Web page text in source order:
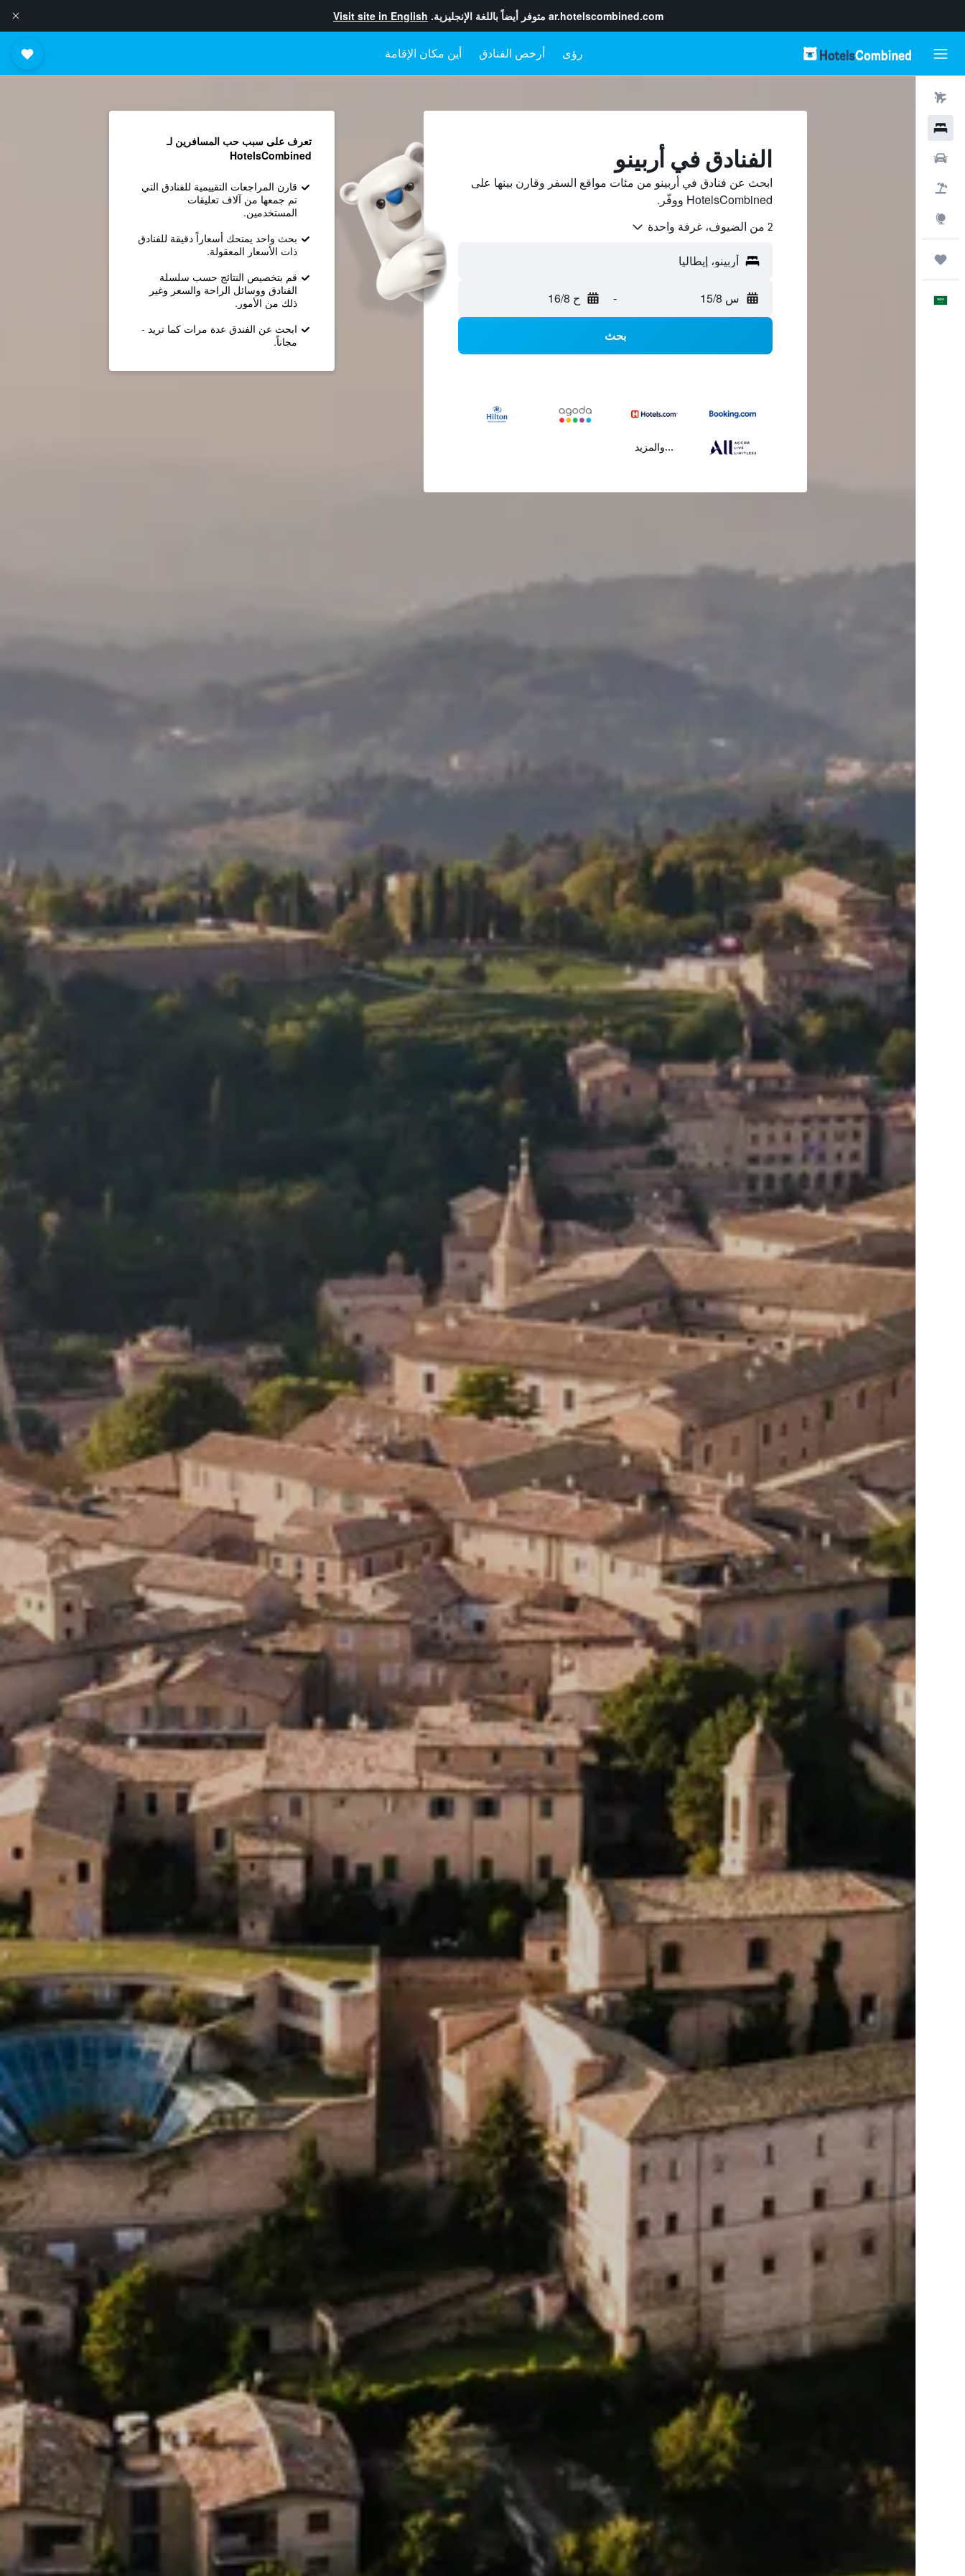
ar.hotelscombined.com متوفر أيضاً باللغة الإنجليزية. Visit site in English
رؤى أرخص الفنادق أين مكان الإقامة
الفنادق في أربينو
ابحث عن فنادق في أربينو من مئات مواقع السفر وقارن بينها على
HotelsCombined ووفّر.
2 من الضيوف، غرفة واحدة
س 15/8 - ح 16/8
بحث
...والمزيد
تعرف على سبب حب المسافرين لـ
HotelsCombined
قارن المراجعات التقييمية للفنادق التي
تم جمعها من آلاف تعليقات
المستخدمين.
بحث واحد يمنحك أسعاراً دقيقة للفنادق
ذات الأسعار المعقولة.
قم بتخصيص النتائج حسب سلسلة
الفنادق ووسائل الراحة والسعر وغير
ذلك من الأمور.
ابحث عن الفندق عدة مرات كما تريد -
مجاناً.